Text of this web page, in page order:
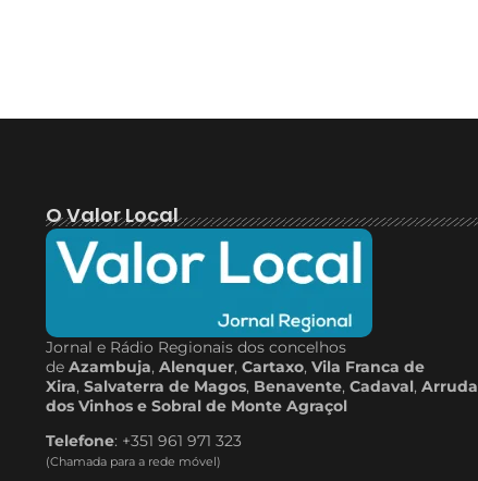
O Valor Local
Jornal e Rádio Regionais dos concelhos
de Azambuja, Alenquer, Cartaxo, Vila Franca de
Xira, Salvaterra de Magos, Benavente, Cadaval, Arruda
dos Vinhos e Sobral de Monte Agraçol
Telefone: +351 961 971 323
(Chamada para a rede móvel)